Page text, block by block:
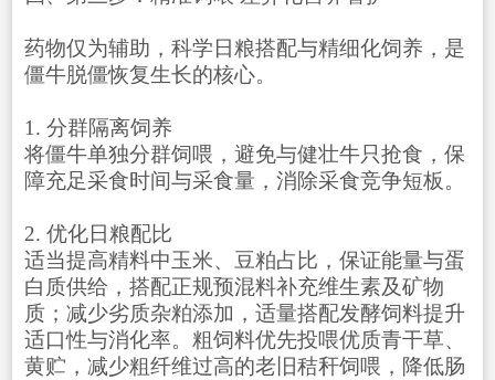
药物仅为辅助，科学日粮搭配与精细化饲养，是
僵牛脱僵恢复生长的核心。
1. 分群隔离饲养
将僵牛单独分群饲喂，避免与健壮牛只抢食，保
障充足采食时间与采食量，消除采食竞争短板。
2. 优化日粮配比
适当提高精料中玉米、豆粕占比，保证能量与蛋
白质供给，搭配正规预混料补充维生素及矿物
质；减少劣质杂粕添加，适量搭配发酵饲料提升
适口性与消化率。粗饲料优先投喂优质青干草、
黄贮，减少粗纤维过高的老旧秸秆饲喂，降低肠